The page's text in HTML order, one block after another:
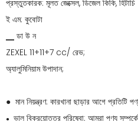
প্রস্তুতকারক: মূলত জেক্সেল, ডিজেল কিকি, হিটাচি
ই এম: কুবোটা
▁ ডা উ ন
ZEXEL 11+11+7 cc/ রেভ;
অ্যালুমিনিয়াম উপাদান;
● মান নিয়ন্ত্রণ: কারখানা ছাড়ার আগে প্রতিটি
● ভাল বিক্রয়োত্তর পরিষেবা: আমরা পণ্য